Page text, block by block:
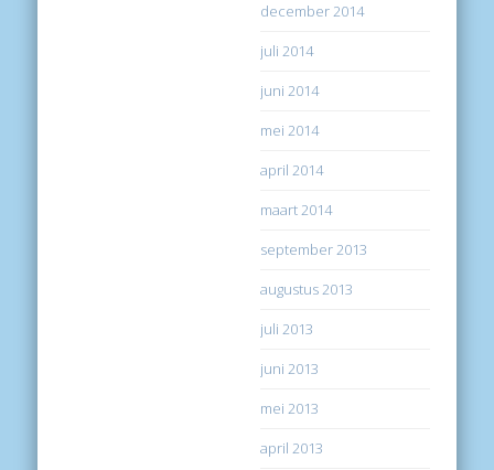
december 2014
juli 2014
juni 2014
mei 2014
april 2014
maart 2014
september 2013
augustus 2013
juli 2013
juni 2013
mei 2013
april 2013